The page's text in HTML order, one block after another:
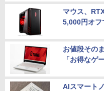
マウス、
5,000円オフ
お値段その
「お得なゲ
AIスマート